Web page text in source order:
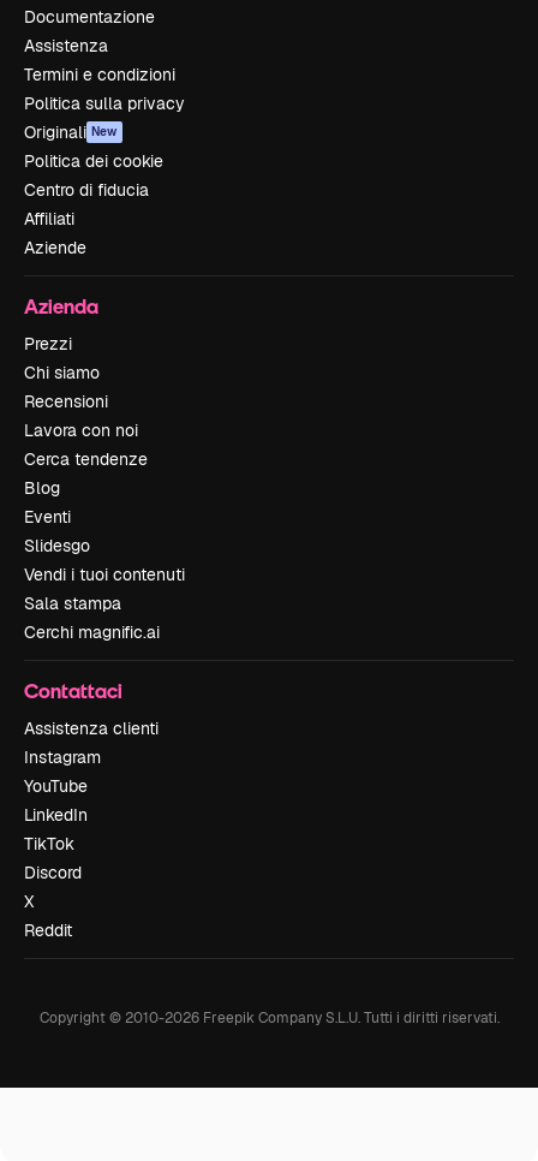
Documentazione
Assistenza
Termini e condizioni
Politica sulla privacy
Originali New
Politica dei cookie
Centro di fiducia
Affiliati
Aziende
Azienda
Prezzi
Chi siamo
Recensioni
Lavora con noi
Cerca tendenze
Blog
Eventi
Slidesgo
Vendi i tuoi contenuti
Sala stampa
Cerchi magnific.ai
Contattaci
Assistenza clienti
Instagram
YouTube
LinkedIn
TikTok
Discord
X
Reddit
Copyright © 2010-2026Freepik Company S.L.U. Tutti i diritti riservati.